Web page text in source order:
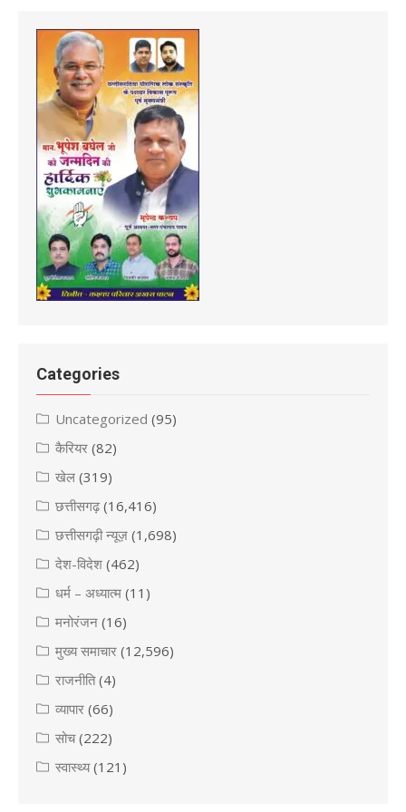
Categories
Uncategorized (95)
कैरियर (82)
खेल (319)
छत्तीसगढ़(16,416)
छत्तीसगढ़ी न्यूज़ (1,698)
देश-विदेश (462)
धर्म – अध्यात्म (11)
मनोरंजन (16)
मुख्य समाचार (12,596)
राजनीति(4)
व्यापार (66)
सोच(222)
स्वास्थ्य(121)